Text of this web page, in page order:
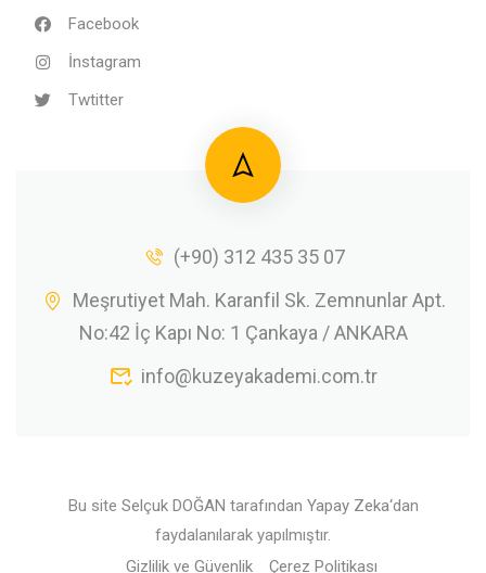
Facebook
İnstagram
Twtitter
(+90) 312 435 35 07
Meşrutiyet Mah. Karanfil Sk. Zemnunlar Apt.
No:42 İç Kapı No: 1 Çankaya / ANKARA
info@kuzeyakademi.com.tr
Bu site Selçuk DOĞAN tarafından Yapay Zeka‘dan
faydalanılarak yapılmıştır.
Gizlilik ve Güvenlik
Çerez Politikası